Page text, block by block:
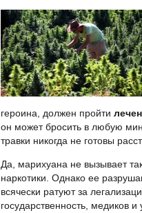
героина, должен пройти
он может бросить в любую
травки никогда не готовы
Да, марихуана не вызывает
наркотики. Однако ее
всячески ратуют за
государственность, медиков